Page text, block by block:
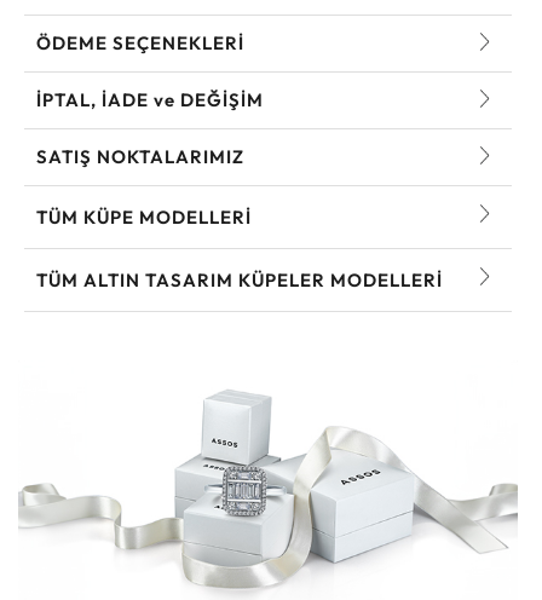
ÖDEME SEÇENEKLERİ
İPTAL, İADE ve DEĞİŞİM
SATIŞ NOKTALARIMIZ
TÜM KÜPE MODELLERI
TÜM ALTIN TASARIM KÜPELER MODELLERI